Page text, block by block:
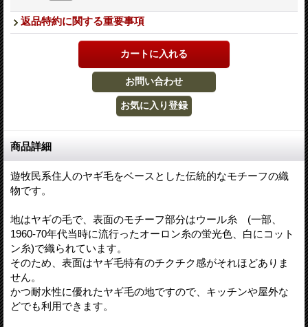
返品特約に関する重要事項
商品詳細
遊牧民系住人のヤギ毛をベースとした伝統的なモチーフの織
物です。
地はヤギの毛で、表面のモチーフ部分はウール糸 (一部、
1960-70年代当時に流行ったオーロン糸の蛍光色、白にコット
ン糸)で織られています。
そのため、表面はヤギ毛特有のチクチク感がそれほどありま
せん。
かつ耐水性に優れたヤギ毛の地ですので、キッチンや屋外な
どでも利用できます。